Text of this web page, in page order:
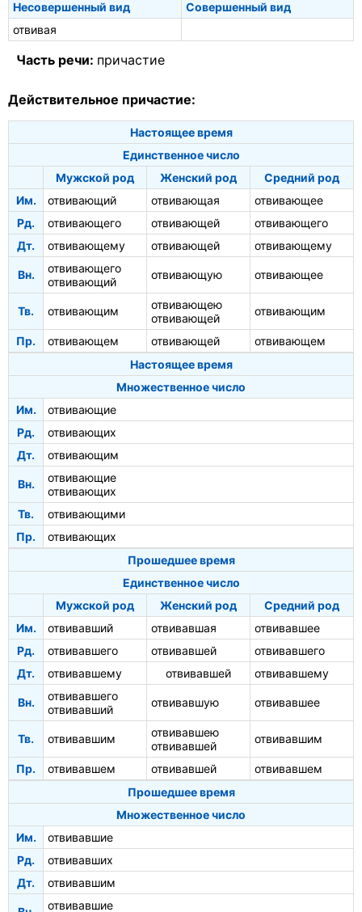
Несовершенный вид
Совершенный вид
отвивая
Часть речи: причастие
Действительное причастие:
Настоящее время
Единственное число
Мужской род
Женский род
Средний род
Им.
отвивающий отвивающая
отвивающее
Рд.
отвивающего отвивающей
отвивающего
Дт.
отвивающему отвивающей отвивающему
Вн.
отвивающего
отвивающий
отвивающую отвивающее
Тв. отвивающим
отвивающею
отвивающей
отвивающим
Пр. отвивающем отвивающей
отвивающем
Настоящее время
Множественное число
Им.
отвивающие
Рд.
отвивающих
Дт.
отвивающим
Вн.
отвивающие
отвивающих
Тв.
отвивающими
Пр.
отвивающих
Прошедшее время
Единственное число
Мужской род
Женский род
Средний род
Им.
отвивавший отвивавшая
отвивавшее
Рд.
отвивавшего отвивавшей
отвивавшего
Дт.
отвивавшему отвивавшей отвивавшему
Вн.
отвивавшего
отвивавший
отвивавшую отвивавшее
Тв. отвивавшим
отвивавшею
отвивавшей
отвивавшим
Пр. отвивавшем отвивавшей
отвивавшем
Прошедшее время
Множественное число
Им.
отвивавшие
Рд.
отвивавших
Дт.
отвивавшим
отвивавшие